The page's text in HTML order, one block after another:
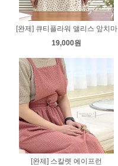
[완제] 큐티플라워 앨리스 앞치마
19,000원
[완제] 스칼렛 에이프런